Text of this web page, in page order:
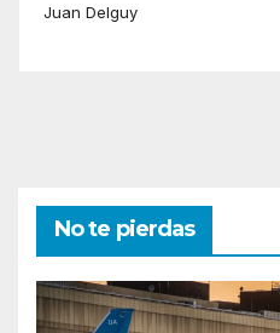
Juan Delguy
No te pierdas